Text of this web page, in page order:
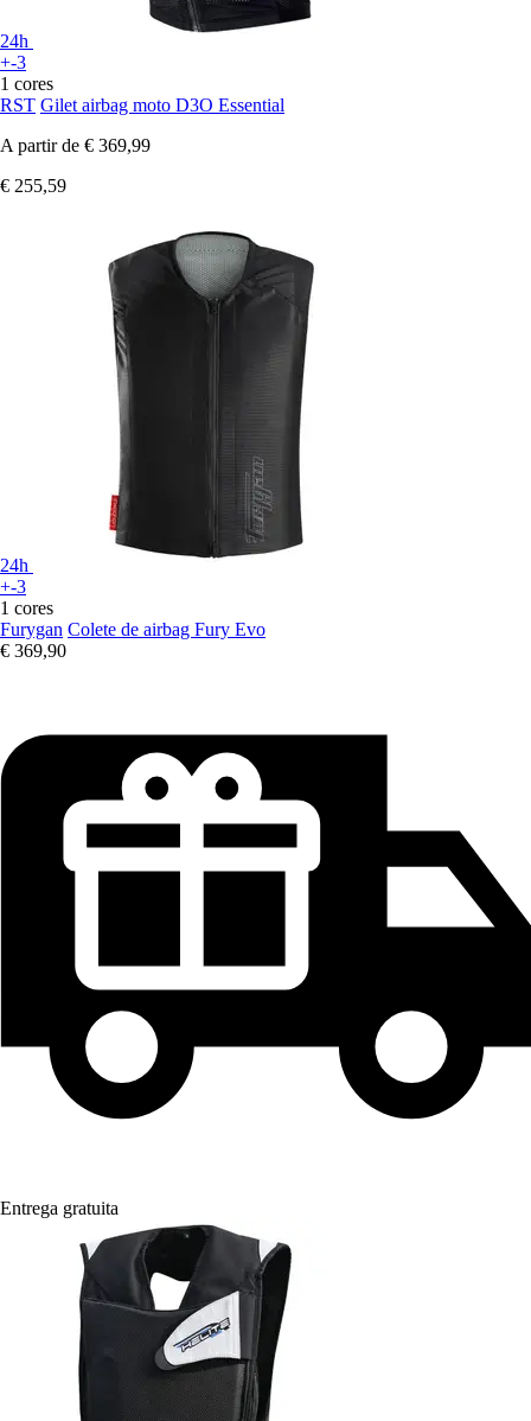
24h
+-3
1 cores
RST Gilet airbag moto D3O Essential
A partir de € 369,99
€ 255,59
24h
+-3
1 cores
Furygan Colete de airbag Fury Evo
€ 369,90
Entrega gratuita